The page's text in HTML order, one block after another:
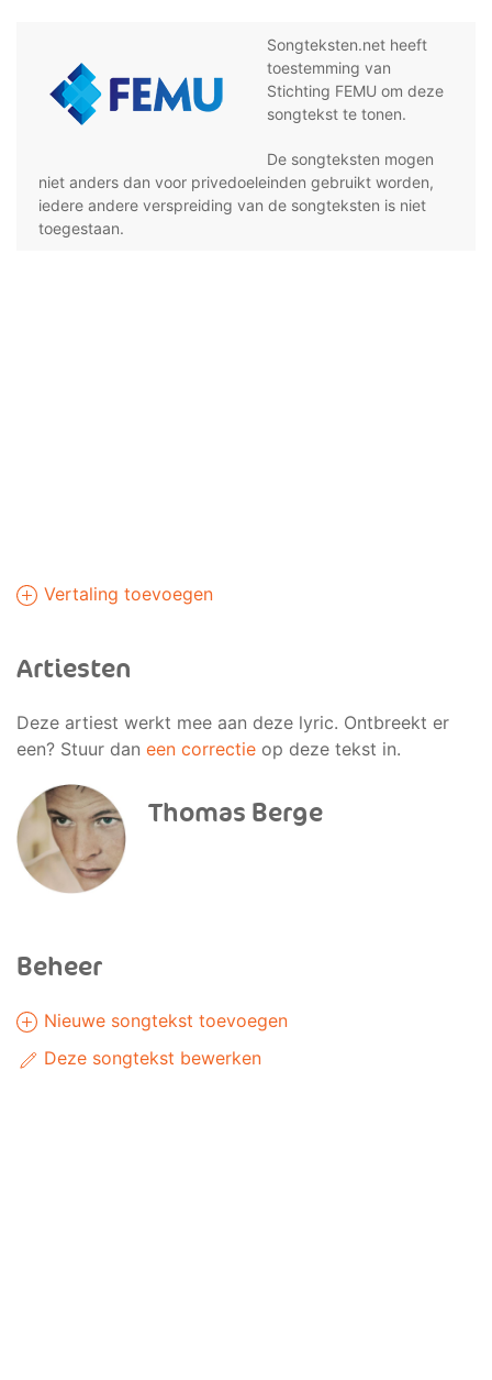
Songteksten.net heeft
toestemming van
Stichting FEMU om deze
songtekst te tonen.
De songteksten mogen
niet anders dan voor privedoeleinden gebruikt worden,
iedere andere verspreiding van de songteksten is niet
toegestaan.
Vertaling toevoegen
Artiesten
Deze artiest werkt mee aan deze lyric. Ontbreekt er
een? Stuur dan een correctie op deze tekst in.
Thomas Berge
Beheer
Nieuwe songtekst toevoegen
Deze songtekst bewerken